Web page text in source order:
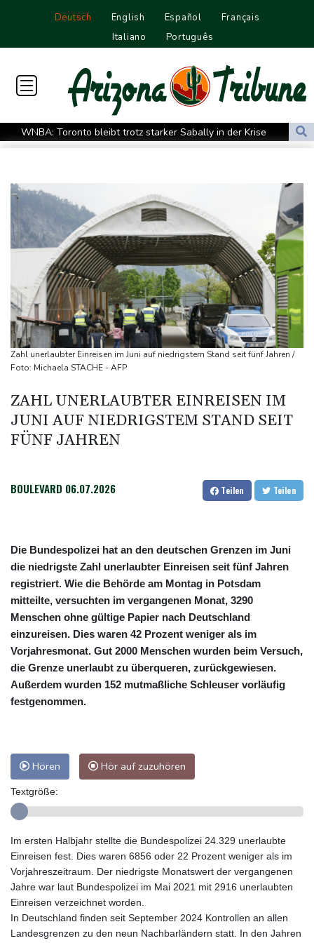
Deutsch English Español
Français
Italiano
Português
WNBA: Toronto bleibt trotz starker Sabally in der Krise
Grindel erwartet nahendes Ende der Ära Infantino
der Grünen
Hitze und Niedrigwasser: Städte- und Gemeindebund fordert
"nationalen Kraftakt"
Infantinos Investorenplan: FIFA-Experte fordert Aufarbeitung
Biathlon-Olympiasieger Jacquelin wird Teilzeit-Radprofi
Kircher: VAR nicht "zu kleinteilig" einsetzen
Kreise: Türkei will mit Pakistan und Saudi-Arabien
Verteidigungspakt schließen
Sprengstoff-Drohne am Leipziger Flughafen:
Bundesanwaltschaft übernimmt Ermittlungen
Millionen Dollar zahlen
Zahl unerlaubter Einreisen im Juni auf niedrigstem Stand seit fünf Jahren /
Foto: Michaela STACHE - AFP
ZAHL UNERLAUBTER EINREISEN IM
JUNI AUF NIEDRIGSTEM STAND SEIT
FÜNF JAHREN
BOULEVARD 06.07.2026 Teilen Teilen
Die Bundespolizei hat an den deutschen Grenzen im Juni
die niedrigste Zahl unerlaubter Einreisen seit fünf Jahren
registriert. Wie die Behörde am Montag in Potsdam
mitteilte, versuchten im vergangenen Monat, 3290
Menschen ohne gültige Papier nach Deutschland
einzureisen. Dies waren 42 Prozent weniger als im
Vorjahresmonat. Gut 2000 Menschen wurden beim Versuch,
die Grenze unerlaubt zu überqueren, zurückgewiesen.
Außerdem wurden 152 mutmaßliche Schleuser vorläufig
festgenommen.
Hören Hör auf zuzuhören
Textgröße:
Im ersten Halbjahr stellte die Bundespolizei 24.329 unerlaubte
Einreisen fest. Dies waren 6856 oder 22 Prozent weniger als im
Vorjahreszeitraum. Der niedrigste Monatswert der vergangenen
Jahre war laut Bundespolizei im Mai 2021 mit 2916 unerlaubten
Einreisen verzeichnet worden.
In Deutschland finden seit September 2024 Kontrollen an allen
Landesgrenzen zu den neun Nachbarländern statt. In den Jahren